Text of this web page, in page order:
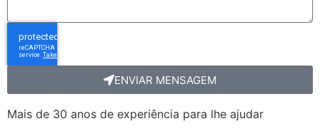
ENVIAR MENSAGEM
Mais de 30 anos de experiência para lhe ajudar